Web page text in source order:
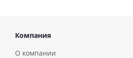
Компания
О компании